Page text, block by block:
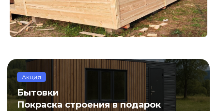
Акция
Бытовки
Покраска строения в подарок